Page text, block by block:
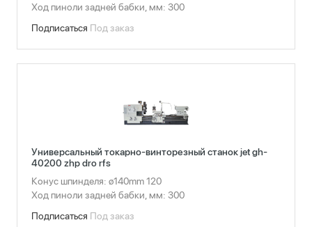
Ход пиноли задней бабки, мм: 300
Подписаться Под заказ
Универсальный токарно-винторезный станок jet gh-
40200 zhp dro rfs
Конус шпинделя: ø140mm 120
Ход пиноли задней бабки, мм: 300
Подписаться Под заказ